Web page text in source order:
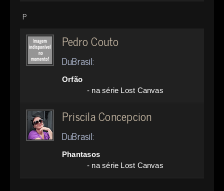
P
Pedro Couto
DuBrasil:
Orfão
- na série Lost Canvas
Priscila Concepcion
DuBrasil:
Phantasos
- na série Lost Canvas